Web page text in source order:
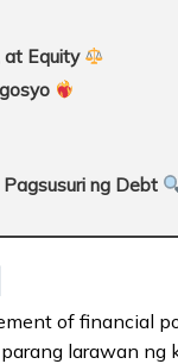
at Equity
ng Debt
of financial
larawan